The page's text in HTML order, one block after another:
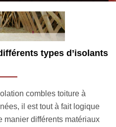
l’artisan isolation
toiture 33
un couvreur isolation
est en activité depuis de
à la fois nous mettre